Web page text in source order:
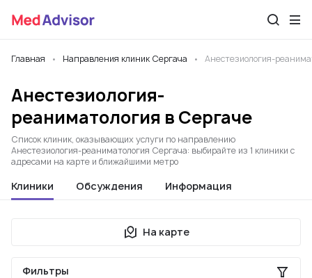
Главная Направления клиник Сергача Анестезиология-
Анестезиология-
реаниматология в Сергаче
Список клиник, оказывающих услуги по направлению
Анестезиология-реаниматология Сергача: выбирайте из 1 клиники с
адресами на карте и ближайшими метро
Клиники Обсуждения Информация
На карте
Фильтры